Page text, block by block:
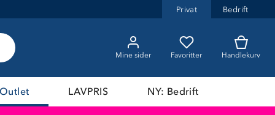
Privat Bedrift
Mine sider Favoritter Handlekurv
LAVPRIS NY: Bedrift